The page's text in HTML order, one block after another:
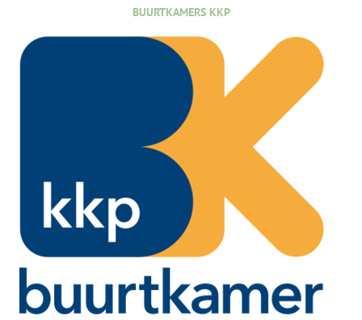
BUURTKAMERS KKP